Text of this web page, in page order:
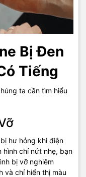
Bị Đen
Tiếng
ta cần tìm hiểu
hư hỏng khi điện
hình chỉ nứt nhẹ, bạn
bị vỡ nghiêm
và chỉ hiển thị màu